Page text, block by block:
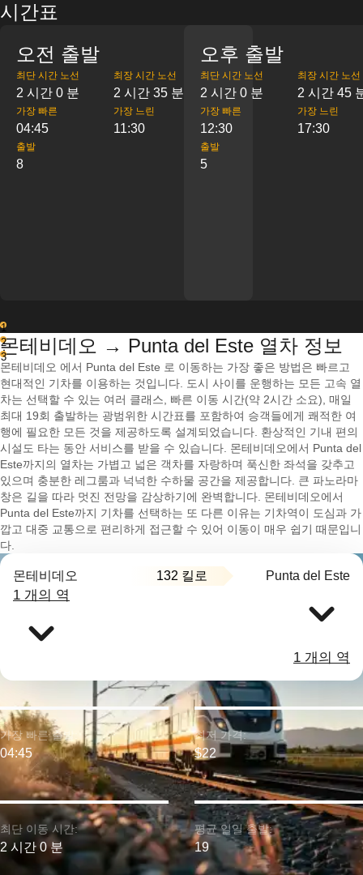
시간표
오전 출발
최단 시간 노선
2 시간 0 분
최장 시간 노선
2 시간 35 분
가장 빠른
04:45
가장 느린
11:30
출발
8
오후 출발
최단 시간 노선
2 시간 0 분
최장 시간 노선
2 시간 45
가장 빠른
12:30
가장 느린
17:30
출발
5
1
2
3
몬테비데오 → Punta del Este 열차 정보
몬테비데오 에서 Punta del Este 로 이동하는 가장 좋은 방법은 빠르고
현대적인 기차를 이용하는 것입니다. 도시 사이를 운행하는 모든 고속 열
차는 선택할 수 있는 여러 클래스, 빠른 이동 시간(약 2시간 소요), 매일
최대 19회 출발하는 광범위한 시간표를 포함하여 승객들에게 쾌적한 여
행에 필요한 모든 것을 제공하도록 설계되었습니다. 환상적인 기내 편의
시설도 타는 동안 서비스를 받을 수 있습니다. 몬테비데오에서 Punta del
Este까지의 열차는 가볍고 넓은 객차를 자랑하며 푹신한 좌석을 갖추고
있으며 충분한 레그룸과 넉넉한 수하물 공간을 제공합니다. 큰 파노라마
창은 길을 따라 멋진 전망을 감상하기에 완벽합니다. 몬테비데오에서
Punta del Este까지 기차를 선택하는 또 다른 이유는 기차역이 도심과 가
깝고 대중 교통으로 편리하게 접근할 수 있어 이동이 매우 쉽기 때문입니
다.
몬테비데오 132 킬로 Punta del Este
1 개의 역
1 개의 역
최단 이동 시간:
2 시간 0 분
가장 빠른 출발:
04:45
최저 가격:
$22
평균 일일 출발:
19